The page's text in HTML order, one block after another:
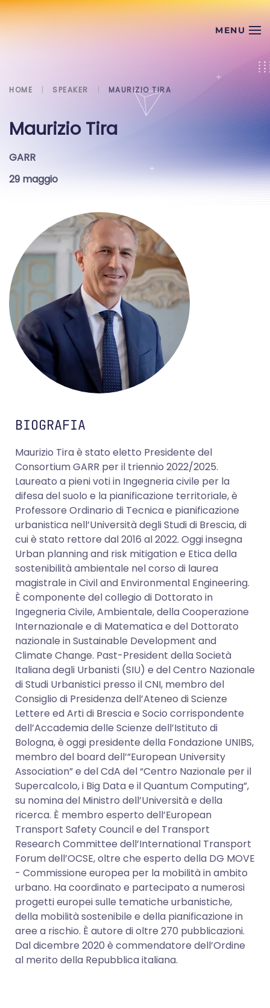
HOME SPEAKER MAURIZIO TIRA
Maurizio Tira
GARR
29 maggio
BIOGRAFIA
Maurizio Tira è stato eletto Presidente del
Consortium GARR per il triennio 2022/2025.
Laureato a pieni voti in Ingegneria civile per la
difesa del suolo e la pianificazione territoriale, è
Professore Ordinario di Tecnica e pianificazione
urbanistica nell’Università degli Studi di Brescia, di
cui è stato rettore dal 2016 al 2022. Oggi insegna
Urban planning and risk mitigation e Etica della
sostenibilità ambientale nel corso di laurea
magistrale in Civil and Environmental Engineering.
È componente del collegio di Dottorato in
Ingegneria Civile, Ambientale, della Cooperazione
Internazionale e di Matematica e del Dottorato
nazionale in Sustainable Development and
Climate Change. Past-President della Società
Italiana degli Urbanisti (SIU) e del Centro Nazionale
di Studi Urbanistici presso il CNI, membro del
Consiglio di Presidenza dell’Ateneo di Scienze
Lettere ed Arti di Brescia e Socio corrispondente
dell’Accademia delle Scienze dell’Istituto di
Bologna, è oggi presidente della Fondazione UNIBS,
membro del board dell’”European University
Association” e del CdA del “Centro Nazionale per il
Supercalcolo, i Big Data e il Quantum Computing”,
su nomina del Ministro dell’Università e della
ricerca. È membro esperto dell’European
Transport Safety Council e del Transport
Research Committee dell’International Transport
Forum dell’OCSE, oltre che esperto della DG MOVE
- Commissione europea per la mobilità in ambito
urbano. Ha coordinato e partecipato a numerosi
progetti europei sulle tematiche urbanistiche,
della mobilità sostenibile e della pianificazione in
aree a rischio. È autore di oltre 270 pubblicazioni.
Dal dicembre 2020 è commendatore dell’Ordine
al merito della Repubblica italiana.